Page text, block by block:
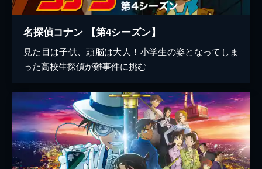
名探偵コナン 【第4シーズン】
見た目は子供、頭脳は大人！小学生の姿となってしま
った高校生探偵が難事件に挑む